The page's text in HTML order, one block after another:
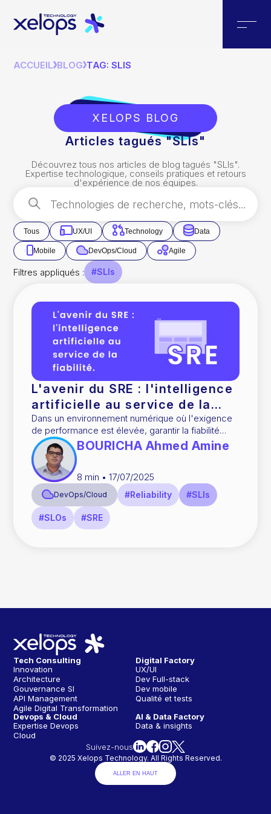
ACCUEIL BLOG TAG: SLIS
XELOPS BLOG
Articles tagués "SLIs"
Découvrez tous nos articles de blog tagués "SLIs".
Expertise technologique, conseils pratiques et retours
d'expérience de nos équipes.
Tous UX/UI Technology Data
Mobile DevOps/Cloud Agile
Filtres appliqués : #SLIs
L'avenir du SRE : l'intelligence
artificielle au service de la
fiabilité
Dans un environnement numérique où l'exigence
de performance est élevée, garantir la fiabilité
d'un système est essentiel. Les utilisateurs ne
tolèrent plus de pannes,
BOURICHA Ahmed Amine
8 min •17/07/2025
DevOps/Cloud #Reliability #SLIs
#SLOs #SRE
Tech Consulting
Innovation
Architecture
Gouvernance SI
API Management
Agile Digital Transformation
Digital Factory
UX/UI
Dev Full-stack
Dev mobile
Qualité et tests
Devops & Cloud
Expertise Devops
Cloud
AI & Data Factory
Data & insights
Suivez-nous
© 2025 Xelops Technology. All Rights Reserved.
ALLER EN HAUT